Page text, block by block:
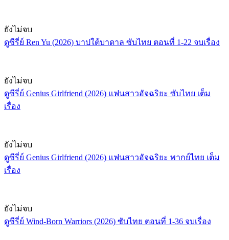
ยังไม่จบ
ดูซีรี่ย์ Ren Yu (2026) บาปใต้บาดาล ซับไทย ตอนที่ 1-22 จบเรื่อง
ยังไม่จบ
ดูซีรี่ย์ Genius Girlfriend (2026) แฟนสาวอัจฉริยะ ซับไทย เต็ม
เรื่อง
ยังไม่จบ
ดูซีรี่ย์ Genius Girlfriend (2026) แฟนสาวอัจฉริยะ พากย์ไทย เต็ม
เรื่อง
ยังไม่จบ
ดูซีรี่ย์ Wind-Born Warriors (2026) ซับไทย ตอนที่ 1-36 จบเรื่อง